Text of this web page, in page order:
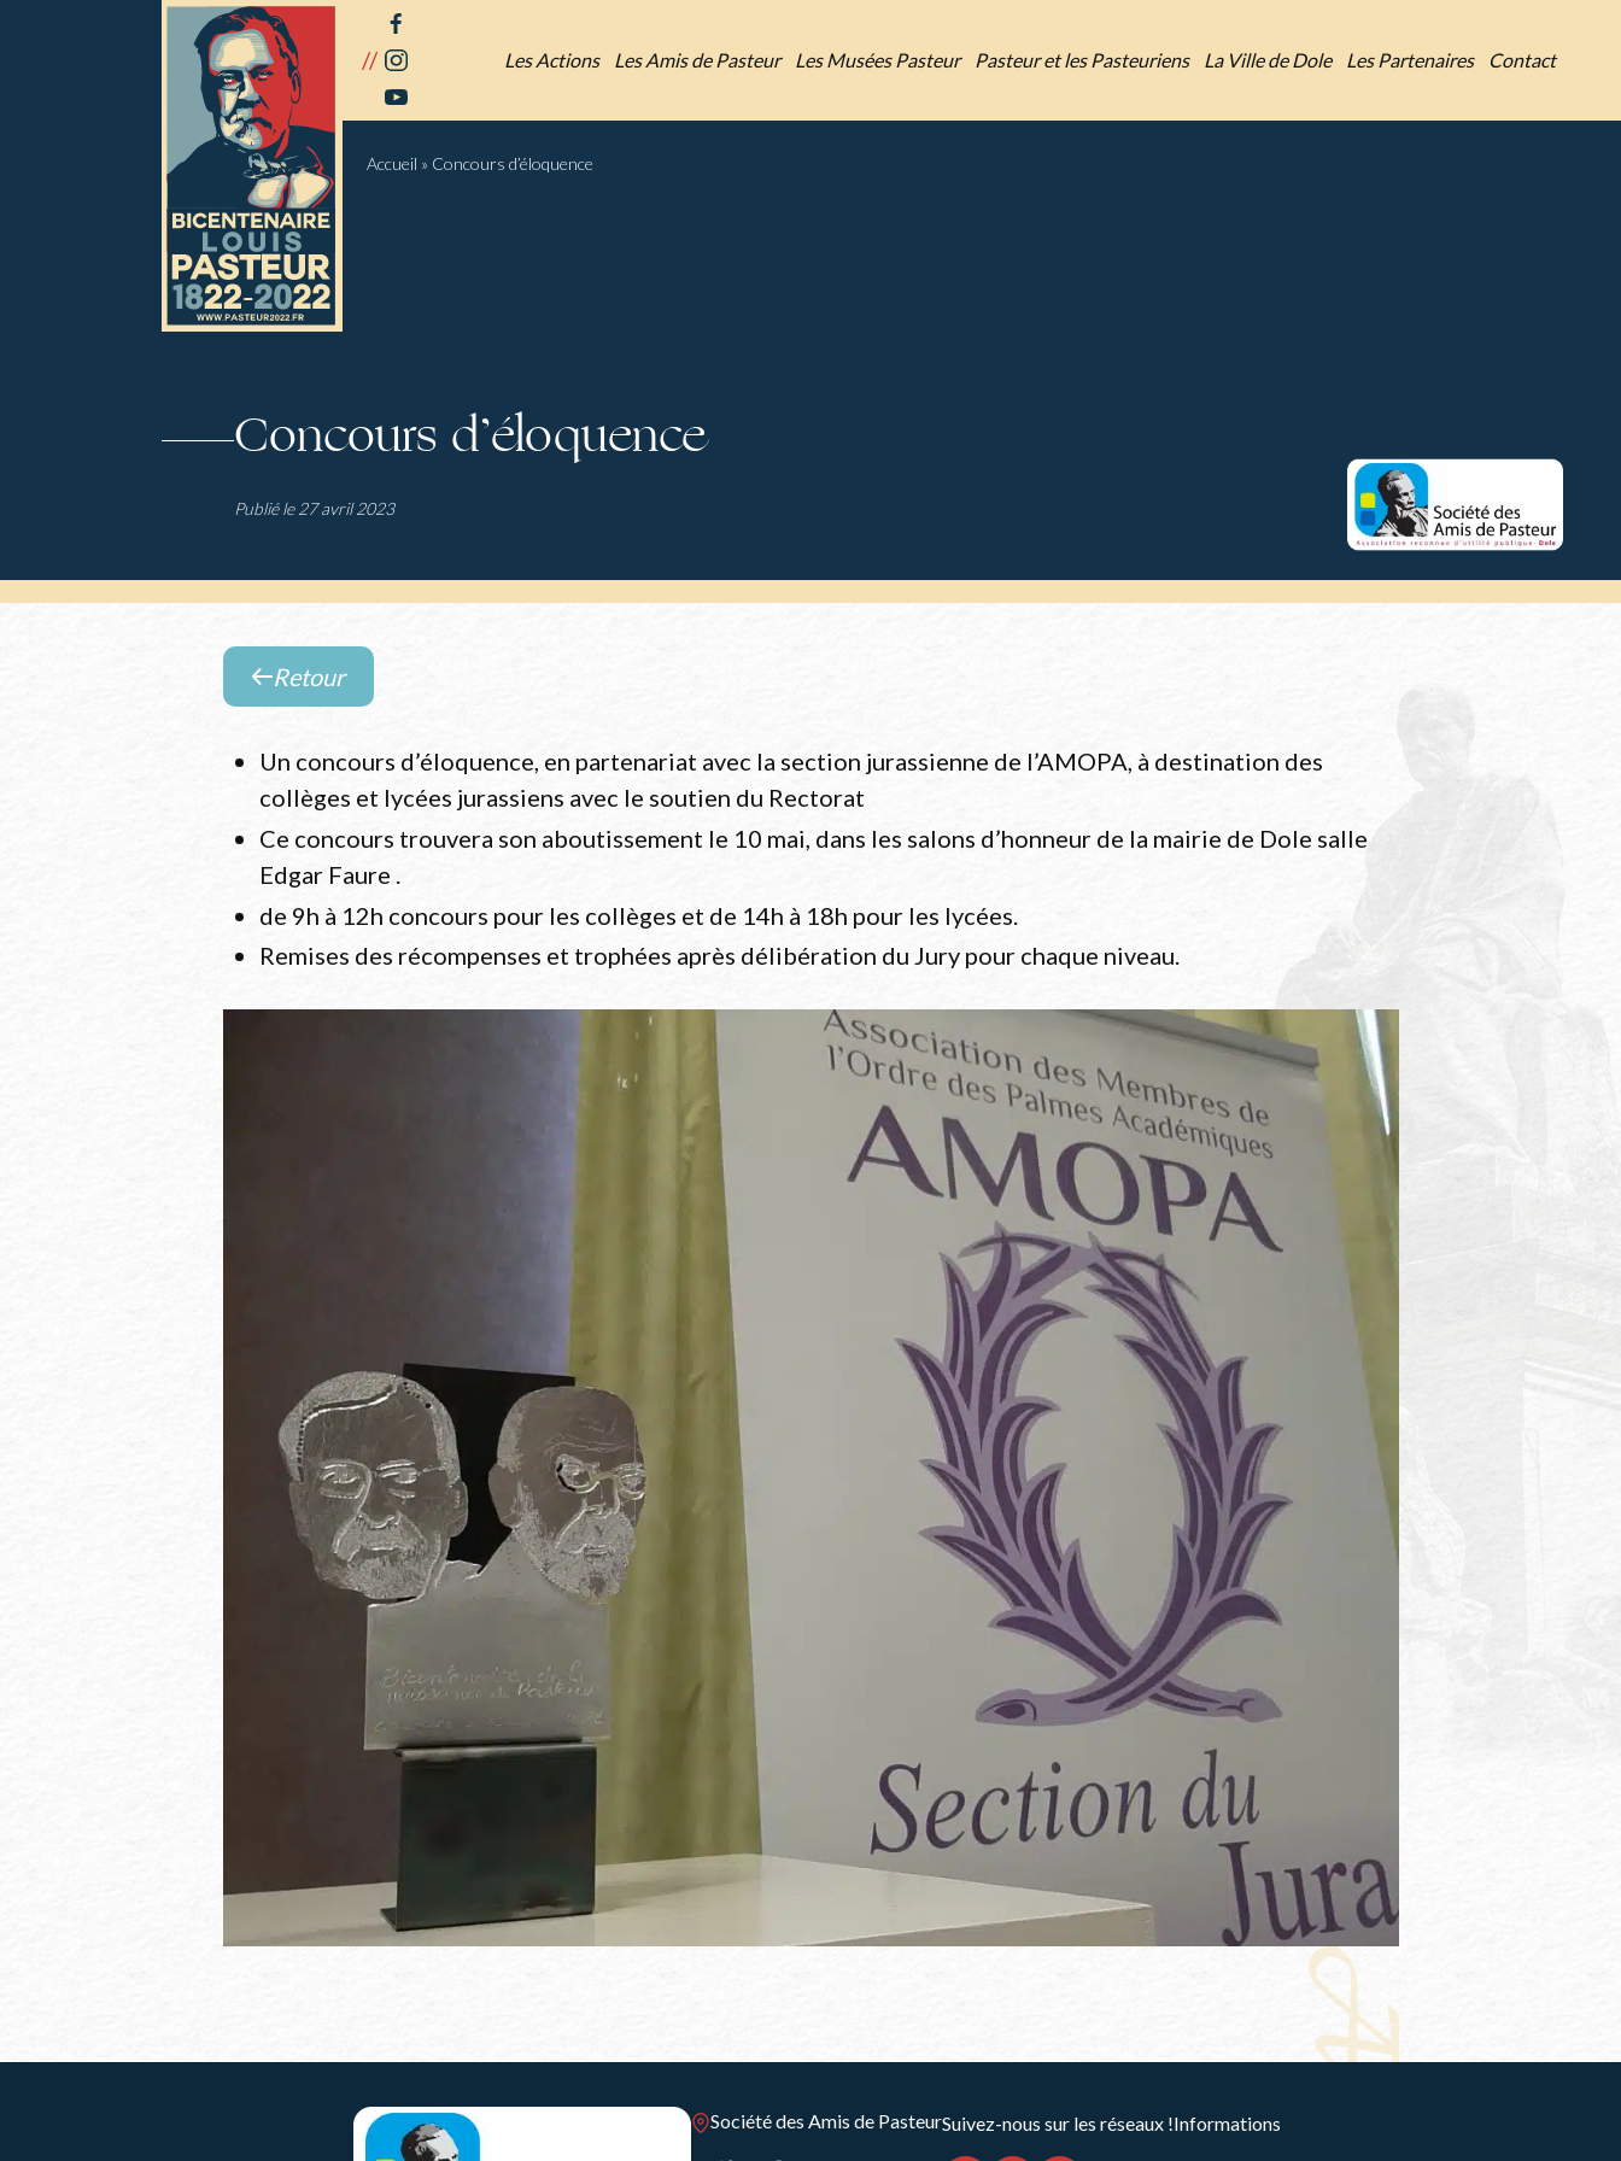
//
facebook
instagram
youtube
Les Actions Les Amis de Pasteur Les Musées Pasteur Pasteur et les Pasteuriens La Ville de Dole Les Partenaires Contact
Accueil » Concours d’éloquence
Concours d’éloquence
Publié le 27 avril 2023
Retour
la
liste
des
évènements
Retour
Un concours d’éloquence, en partenariat avec la section jurassienne de l’AMOPA, à destination des
collèges et lycées jurassiens avec le soutien du Rectorat
Ce concours trouvera son aboutissement le 10 mai, dans les salons d’honneur de la mairie de Dole salle
Edgar Faure .
de 9h à 12h concours pour les collèges et de 14h à 18h pour les lycées.
Remises des récompenses et trophées après délibération du Jury pour chaque niveau.
Société des Amis de PasteurSuivez-nous sur les réseaux !Informations
Panneau de gestion des cookies